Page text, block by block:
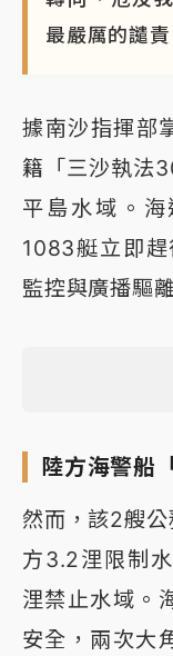
最嚴厲的譴責
據南沙指揮部
籍「三沙執法
平島水域。
1083艇立即
監控與廣播驅
陸方海警船
然而，該2艘
方3.2浬限制
浬禁止水域。
安全，兩次大